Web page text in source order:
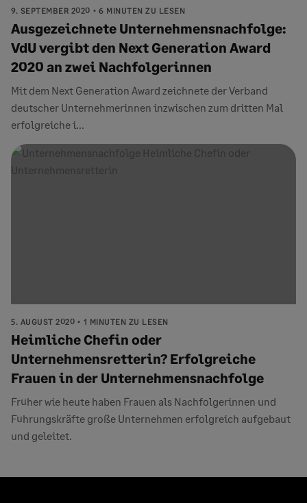
9. SEPTEMBER 2020 6 MINUTEN ZU LESEN
Ausgezeichnete Unternehmensnachfolge:
VdU vergibt den Next Generation Award
2020 an zwei Nachfolgerinnen
Mit dem Next Generation Award zeichnete der Verband
deutscher Unternehmerinnen inzwischen zum dritten Mal
erfolgreiche i...
5. AUGUST 2020 1 MINUTEN ZU LESEN
Heimliche Chefin oder
Unternehmensretterin? Erfolgreiche
Frauen in der Unternehmensnachfolge
Früher wie heute haben Frauen als Nachfolgerinnen und
Führungskräfte große Unternehmen erfolgreich aufgebaut
und geleitet.